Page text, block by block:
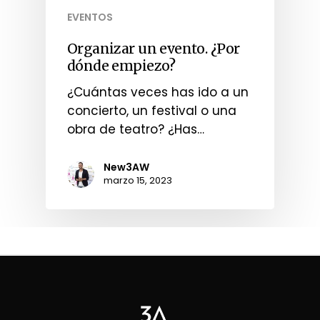
EVENTOS
Organizar un evento. ¿Por
dónde empiezo?
¿Cuántas veces has ido a un
concierto, un festival o una
obra de teatro? ¿Has…
New3AW
marzo 15, 2023